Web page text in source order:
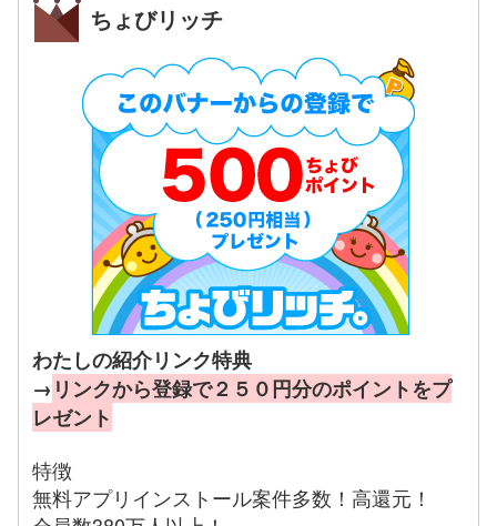
ちょびリッチ
わたしの紹介リンク特典
→ リンクから登録で２５０円分のポイントをプ
レゼント
特徴
無料アプリインストール案件多数！高還元！